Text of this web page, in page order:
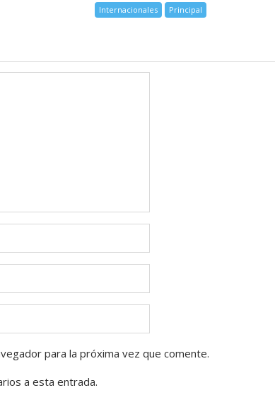
Internacionales Principal
para la próxima vez que comente.
a esta entrada.